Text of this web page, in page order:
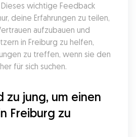
wichtige Feedback
deine Erfahrungen zu teilen,
aufzubauen und
in Freiburg zu helfen,
zu treffen, wenn sie den
für sich suchen.
zu jung, um einen
Freiburg zu